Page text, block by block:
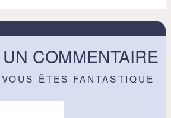
COMMENTAIRE
ÊTES FANTASTIQUE